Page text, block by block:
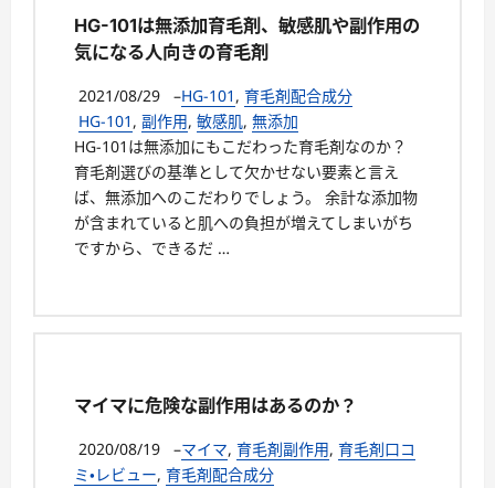
HG-101は無添加育毛剤、敏感肌や副作用の
気になる人向きの育毛剤
2021/08/29 –HG-101 , 育毛剤配合成分
HG-101 , 副作用, 敏感肌, 無添加
HG-101は無添加にもこだわった育毛剤なのか？
育毛剤選びの基準として欠かせない要素と言え
ば、無添加へのこだわりでしょう。 余計な添加物
が含まれていると肌への負担が増えてしまいがち
ですから、できるだ …
マイマに危険な副作用はあるのか？
2020/08/19 –マイマ, 育毛剤副作用, 育毛剤口コ
ミ・レビュー, 育毛剤配合成分